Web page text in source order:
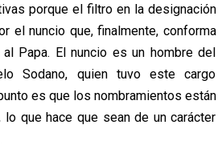
porque el filtro en la designación
el nuncio que, finalmente, conforma
Papa. El nuncio es un hombre del
Sodano, quien tuvo este cargo
es que los nombramientos están
que hace que sean de un carácter